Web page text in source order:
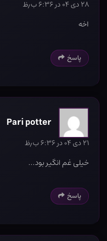
۲۸ دی ۰۴ در ۶:۳۶ ب٫ظ
اخه
پاسخ
Pari potter
۲۱ دی ۰۴ در ۶:۳۶ ب٫ظ
خیلی غم انگیر بود…
پاسخ